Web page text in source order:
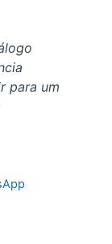
para um